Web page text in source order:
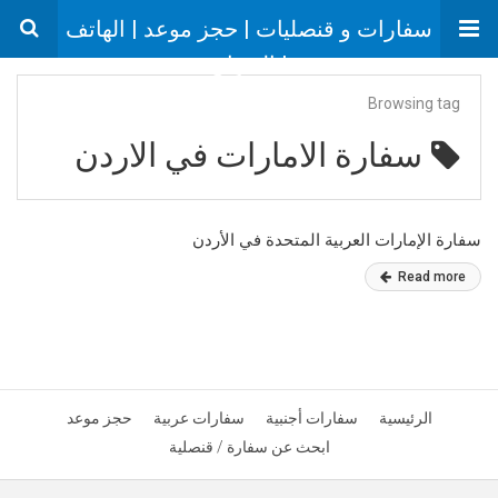
سفارات و قنصليات | حجز موعد | الهاتف
| العنوان
Browsing tag
سفارة الامارات في الاردن
سفارة الإمارات العربية المتحدة في الأردن
Read more
الرئيسية سفارات أجنبية سفارات عربية
حجز موعد
ابحث عن سفارة / قنصلية